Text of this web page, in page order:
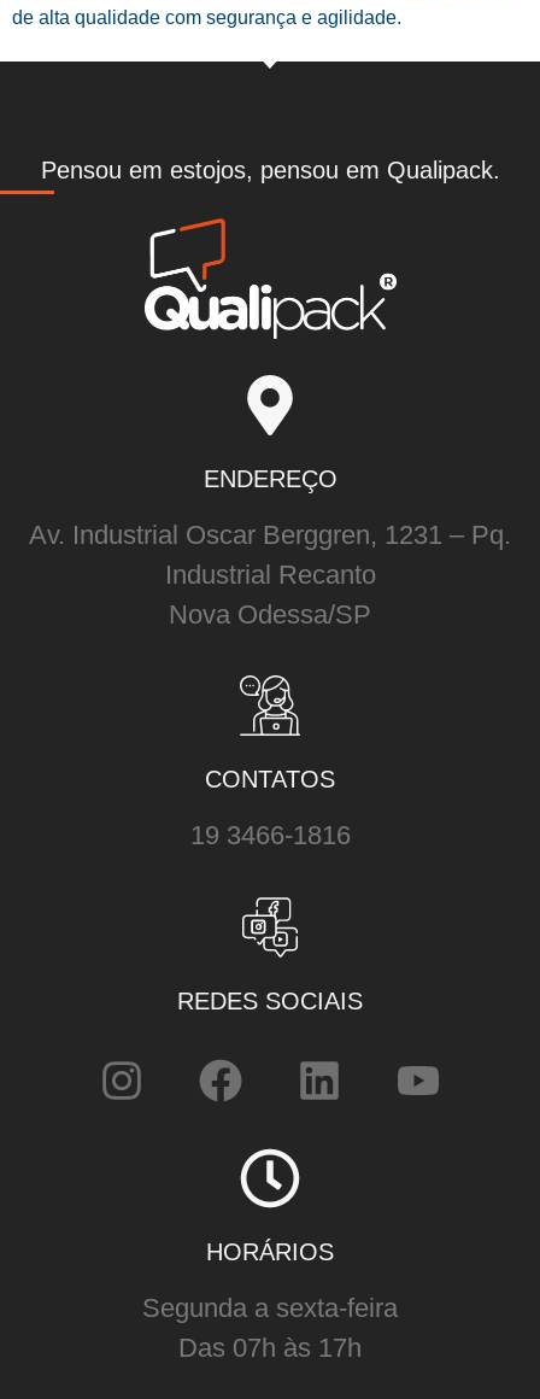
de alta qualidade com segurança e agilidade.
Pensou em estojos, pensou em Qualipack.
ENDEREÇO
Av. Industrial Oscar Berggren, 1231 – Pq.
Industrial Recanto
Nova Odessa/SP
CONTATOS
19 3466-1816
REDES SOCIAIS
HORÁRIOS
Segunda a sexta-feira
Das 07h às 17h